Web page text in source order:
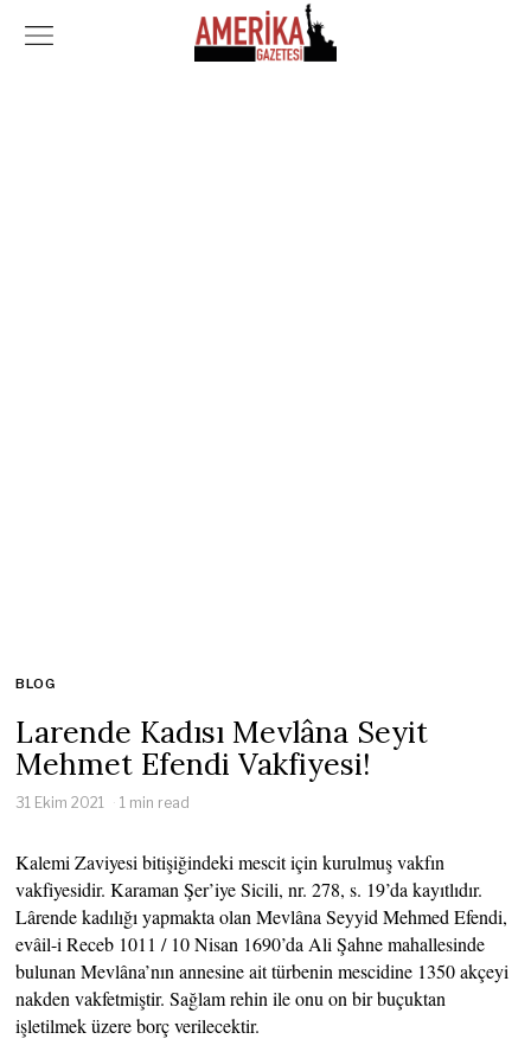
BLOG
Larende Kadısı Mevlâna Seyit
Mehmet Efendi Vakfiyesi!
31 Ekim 2021 1 min read
Kalemi Zaviyesi bitişiğindeki mescit için kurulmuş vakfın
vakfiyesidir. Karaman Şer’iye Sicili, nr. 278, s. 19’da kayıtlıdır.
Lârende kadılığı yapmakta olan Mevlâna Seyyid Mehmed Efendi,
evâil-i Receb 1011 / 10 Nisan 1690’da Ali Şahne mahallesinde
bulunan Mevlâna’nın annesine ait türbenin mescidine 1350 akçeyi
nakden vakfetmiştir. Sağlam rehin ile onu on bir buçuktan
işletilmek üzere borç verilecektir.